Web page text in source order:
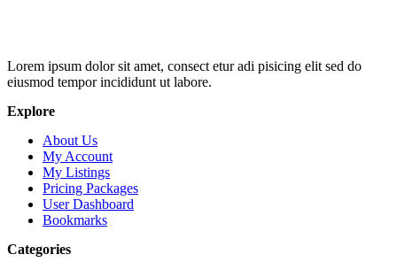
Lorem ipsum dolor sit amet, consect etur adi pisicing elit sed do
eiusmod tempor incididunt ut labore.
Explore
About Us
My Account
My Listings
Pricing Packages
User Dashboard
Bookmarks
Categories